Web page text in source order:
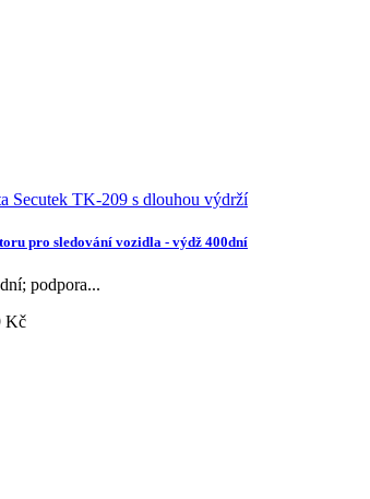
pro sledování vozidla - výdž 400dní
podpora...
Kč